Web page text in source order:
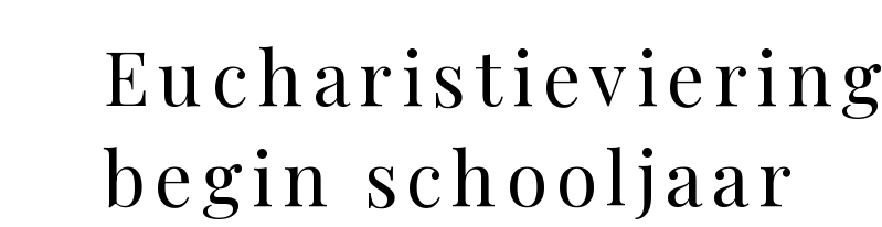
Eucharistieviering
begin schooljaar